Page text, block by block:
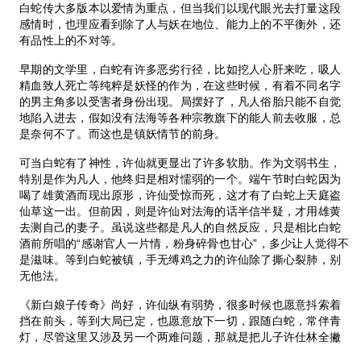
白蛇传大多版本以爱情为重点，但当我们以现代眼光去打量这段
感情时，也理应看到除了人与妖在地位、能力上的不平衡外，还
有品性上的不对等。
早期的文学里，白蛇有许多恶劣行径，比如挖人心肝来吃，吸人
精血致人死亡等纯粹是妖怪的作为，在这些时候，有着不同名字
的男主角多以受害者身份出现。局摆好了，凡人俗胎只能不自觉
地陷入进去，假如没有法海等各种宗教旗下的能人前去收服，总
是奈何不了。而这也是镇妖情节的前身。
可当白蛇有了神性，许仙就更显出了许多软肋。作为文弱书生，
特别是作为凡人，他终归是相对懦弱的一个。端午节时白蛇因为
喝了雄黄酒而现出原形，许仙受惊而死，这才有了白蛇上天庭盗
仙草这一出。但前因，则是许仙对法海的话半信半疑，才用雄黄
去测自己的妻子。虽说这些都是凡人的自然反应，只是相比白蛇
酒前所唱的“感谢官人一片情，粉身碎骨也甘心”，多少让人觉得不
是滋味。等到白蛇被镇，手无缚鸡之力的许仙除了撕心裂肺，别
无他法。
《新白娘子传奇》尚好，许仙纵有弱势，很多时候也愿意抖索着
挡在前头，等到大局已定，也愿意放下一切，跟随白蛇，常伴青
灯，尽管这里又涉及另一个两难问题，那就是把儿子许仕林全撇